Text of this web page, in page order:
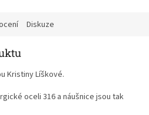
Diskuze
Kristiny Líškové.
oceli 316 a náušnice jsou tak